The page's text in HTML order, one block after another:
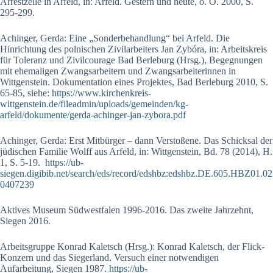
295-299.
Achinger, Gerda: Eine „Sonderbehandlung“ bei Arfeld. Die
Hinrichtung des polnischen Zivilarbeiters Jan Zybóra, in: Arbeitskreis
für Toleranz und Zivilcourage Bad Berleburg (Hrsg.), Begegnungen
mit ehemaligen Zwangsarbeitern und Zwangsarbeiterinnen in
Wittgenstein. Dokumentation eines Projektes, Bad Berleburg 2010, S.
65-85, siehe: https://www.kirchenkreis-
wittgenstein.de/fileadmin/uploads/gemeinden/kg-
arfeld/dokumente/gerda-achinger-jan-zybora.pdf
Achinger, Gerda: Erst Mitbürger – dann Verstoßene. Das Schicksal der
jüdischen Familie Wolff aus Arfeld, in: Wittgenstein, Bd. 78 (2014), H.
1, S. 5-19. https://ub-
siegen.digibib.net/search/eds/record/edshbz:edshbz.DE.605.HBZ01.02
0407239
Aktives Museum Südwestfalen 1996-2016. Das zweite Jahrzehnt,
Siegen 2016.
Arbeitsgruppe Konrad Kaletsch (Hrsg.): Konrad Kaletsch, der Flick-
Konzern und das Siegerland. Versuch einer notwendigen
Aufarbeitung, Siegen 1987. https://ub-